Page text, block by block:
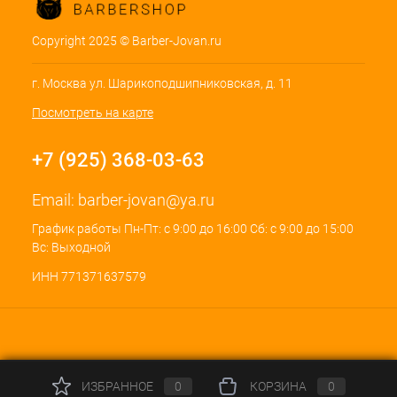
Copyright 2025 © Barber-Jovan.ru
г. Москва ул. Шарикоподшипниковская, д. 11
Посмотреть на карте
+7 (925) 368-03-63
Email: barber-jovan@ya.ru
График работы Пн-Пт: с 9:00 до 16:00 Сб: с 9:00 до 15:00
Вс: Выходной
ИНН 771371637579
ИЗБРАННОЕ 0 КОРЗИНА 0